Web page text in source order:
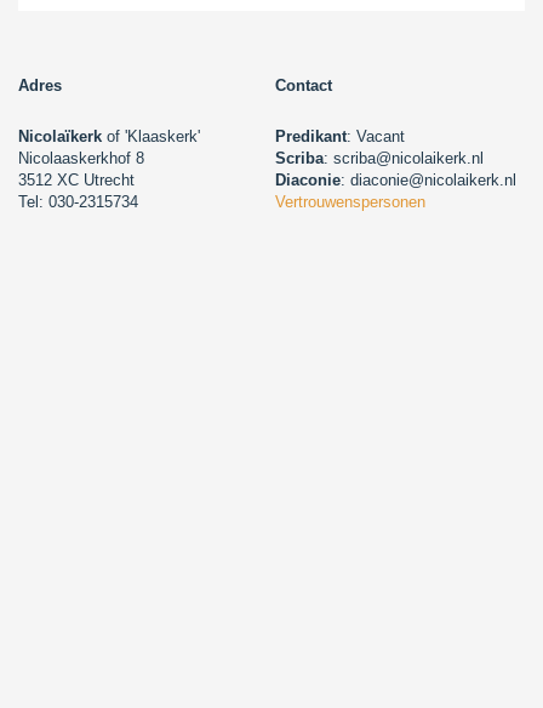
Adres Contact
Nicolaïkerk of 'Klaaskerk'
Nicolaaskerkhof 8
3512 XC Utrecht
Tel: 030-2315734
Predikant: Vacant
Scriba: scriba@nicolaikerk.nl
Diaconie: diaconie@nicolaikerk.nl
Vertrouwenspersonen